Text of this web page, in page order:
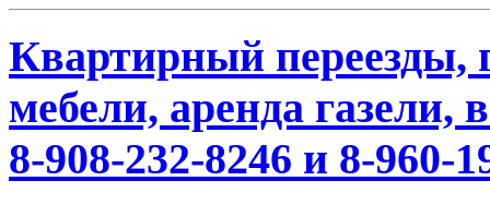
Квартирный переезды,
мебели, аренда газели,
8-908-232-8246 и 8-960-